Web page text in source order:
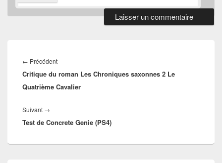
de
l’article
← PrécédentArticle
précédent :
Critique du roman Les Chroniques saxonnes 2 Le
Quatrième Cavalier
Suivant →
suivant :
Test de Concrete Genie (PS4)